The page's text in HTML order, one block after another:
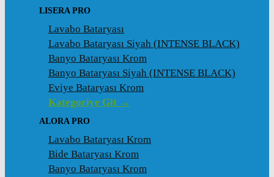
LISERA PRO
Lavabo Bataryası
Lavabo Bataryası Siyah (INTENSE BLACK)
Banyo Bataryası Krom
Banyo Bataryası Siyah (INTENSE BLACK)
Eviye Bataryası Krom
Kategoriye Git →
ALORA PRO
Lavabo Bataryası Krom
Bide Bataryası Krom
Banyo Bataryası Krom